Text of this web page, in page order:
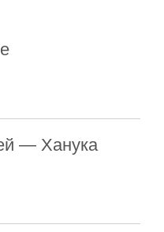
— Ханука